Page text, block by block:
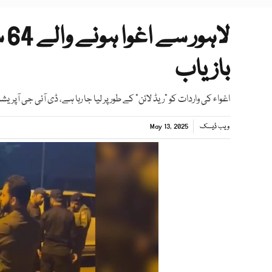
بازیاب
اغواء کی واردات کو "ریڈ لائن" کے طور پر لیا جا رہا ہے، ڈی آئی جی
ویب ڈیسک May 13, 2025